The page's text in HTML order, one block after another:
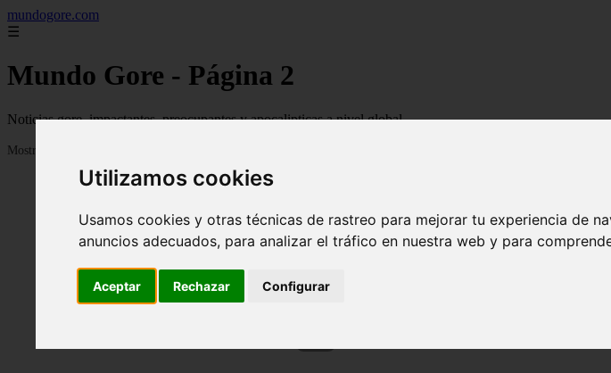
Utilizamos cookies
Usamos cookies y otras técnicas de rastreo para mejorar tu experiencia de
anuncios adecuados, para analizar el tráfico en nuestra web y para
Aceptar Rechazar Configurar
mundogore.com
☰
Mundo Gore - Página 2
Noticias gore, impactantes, preocupantes y apocalipticas a nivel global
Mostrando 25 - 48 de 237 artículos